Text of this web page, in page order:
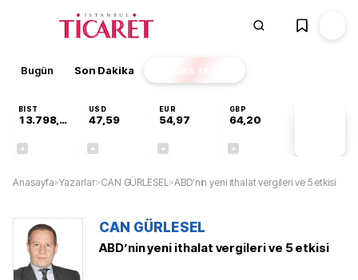
Bugün Son Dakika Finans EKSTRA
BIST
13.798,82
USD
47,59
EUR
54,97
GBP
64,20
Anasayfa>Yazarlar>CAN GÜRLESEL>ABD’nin yeni ithalat vergileri ve 5 etkisi
CAN GÜRLESEL
ABD’nin yeni ithalat vergileri ve 5 etkisi